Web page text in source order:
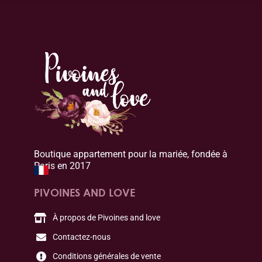
Boutique appartement pour la mariée, fondée à
Paris en 2017
PIVOINES AND LOVE
À propos de Pivoines and love
Contactez-nous
Conditions générales de vente